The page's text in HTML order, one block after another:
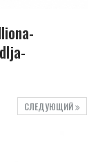
СЛЕДУЮЩИЙ